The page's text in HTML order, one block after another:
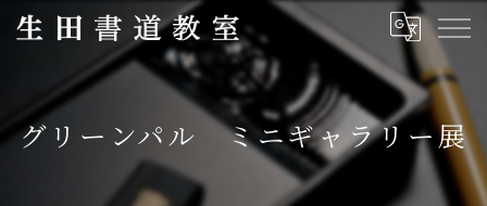
グリーンパル ミニギャラリー展